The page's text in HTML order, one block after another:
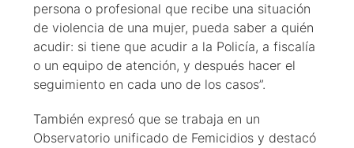
persona o profesional que recibe una situación
de violencia de una mujer, pueda saber a quién
acudir: si tiene que acudir a la Policía, a fiscalía
o un equipo de atención, y después hacer el
seguimiento en cada uno de los casos”.
También expresó que se trabaja en un
Observatorio unificado de Femicidios y destacó